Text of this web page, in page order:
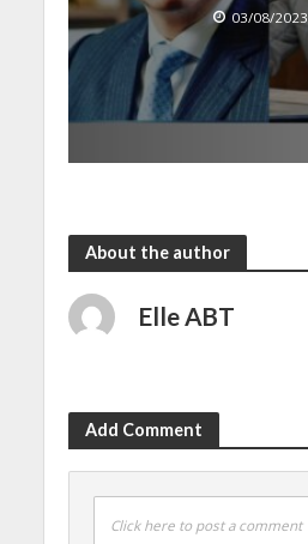
03/08/2023
About the author
Elle ABT
Add Comment
Click here to post a comment